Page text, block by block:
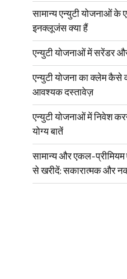
सामान्य एन्युटी योजनाओं
इनक्लूजंस क्या हैं
एन्युटी योजनाओं में सरेंडर
एन्युटी योजना का क्लेम
आवश्यक दस्तावेज़
एन्युटी योजनाओं में निवेश
योग्य बातें
सामान्य और एकल-प्रीमियम
से खरीदें: सकारात्मक और